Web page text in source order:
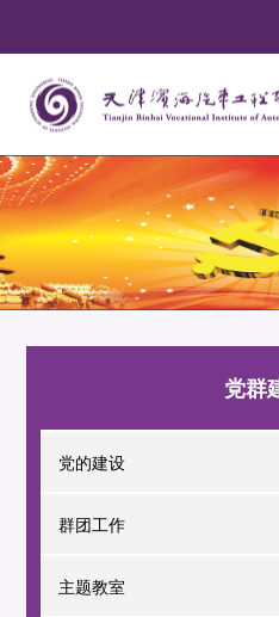
党群
党的建设
群团工作
主题教室